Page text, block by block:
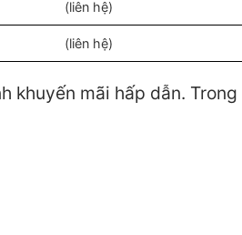
(liên hệ)
(liên hệ)
khuyến mãi hấp dẫn. Trong